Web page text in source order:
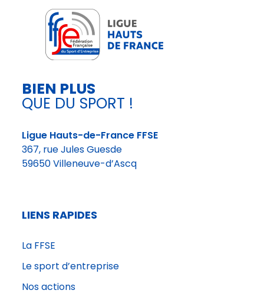
Cloud, […]
BIEN PLUS
QUE DU SPORT !
Ligue Hauts-de-France FFSE
367, rue Jules Guesde
59650 Villeneuve-d’Ascq
LIENS RAPIDES
La FFSE
Le sport d’entreprise
Nos actions